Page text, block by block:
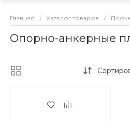
Главная / Каталог товаров /
Опорно-анкерные